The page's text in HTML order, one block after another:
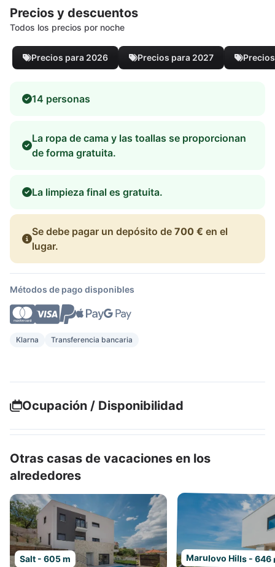
Precios y descuentos
Todos los precios por noche
Precios para 2026 Precios para 2027
14 personas
La ropa de cama y las toallas se proporcionan
de forma gratuita.
La limpieza final es gratuita.
Se debe pagar un depósito de 700 € en el
lugar.
Métodos de pago disponibles
Klarna Transferencia bancaria
Ocupación / Disponibilidad
Otras casas de vacaciones en los
alrededores
Salt - 605 m Marulovo Hills - 646